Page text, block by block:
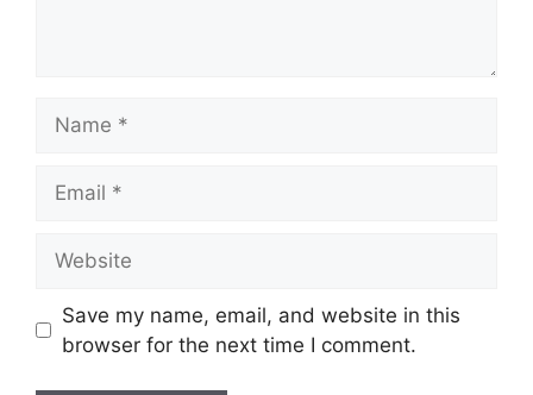
Save my name, email, and website in this
browser for the next time I comment.